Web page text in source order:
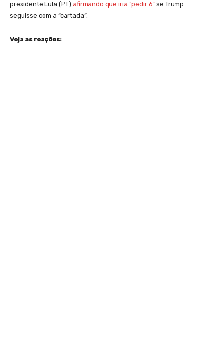
presidente Lula (PT) afirmando que iria “pedir 6” se Trump
seguisse com a “cartada”.
Veja as reações: